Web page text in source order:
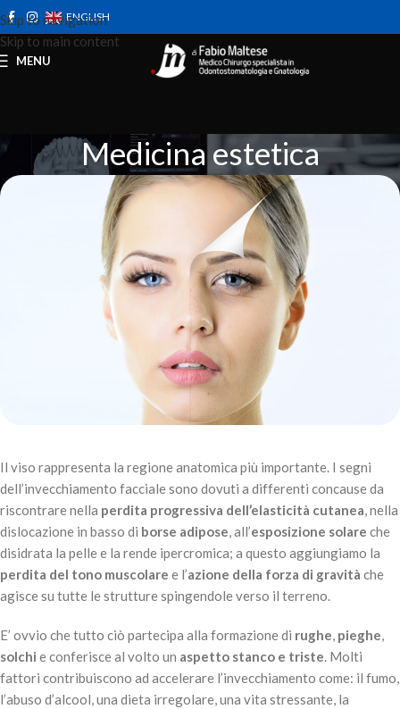
Skip to navigation
Skip to main content
ENGLISH
MENU
Medicina estetica
Home Prestazioni Medicina estetica
Il viso rappresenta la regione anatomica più importante. I segni
dell’invecchiamento facciale sono dovuti a differenti concause da
riscontrare nella perdita progressiva dell’elasticità cutanea, nella
dislocazione in basso di borse adipose, all’esposizione solare che
disidrata la pelle e la rende ipercromica; a questo aggiungiamo la
perdita del tono muscolare e l’azione della forza di gravità che
agisce su tutte le strutture spingendole verso il terreno.
E’ ovvio che tutto ciò partecipa alla formazione di rughe, pieghe,
solchi e conferisce al volto un aspetto stanco e triste. Molti
fattori contribuiscono ad accelerare l’invecchiamento come: il fumo,
l’abuso d’alcool, una dieta irregolare, una vita stressante, la